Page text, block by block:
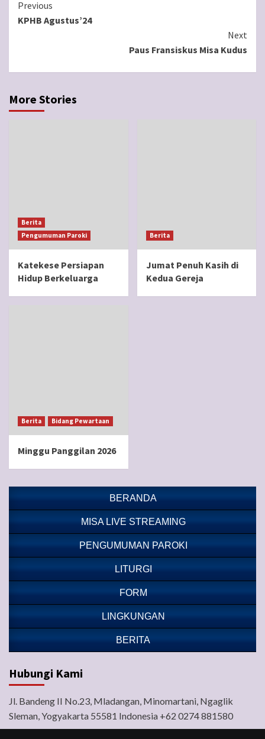
Continue
Reading
Previous
KPHB Agustus’24
Next
Paus Fransiskus Misa Kudus
More Stories
Berita
Pengumuman Paroki
Katekese Persiapan
Hidup Berkeluarga
Berita
Jumat Penuh Kasih di
Kedua Gereja
Berita Bidang Pewartaan
Minggu Panggilan 2026
BERANDA
MISA LIVE STREAMING
PENGUMUMAN PAROKI
LITURGI
FORM
LINGKUNGAN
BERITA
Hubungi Kami
Jl. Bandeng II No.23, Mladangan, Minomartani, Ngaglik
Sleman, Yogyakarta 55581 Indonesia +62 0274 881580